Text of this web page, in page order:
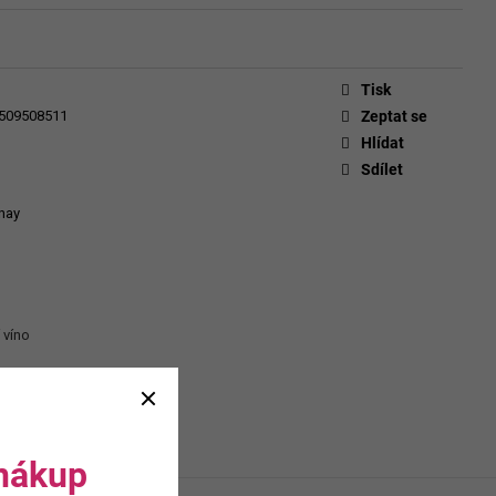
víno
Tisk
Zeptat se
Hlídat
Sdílet